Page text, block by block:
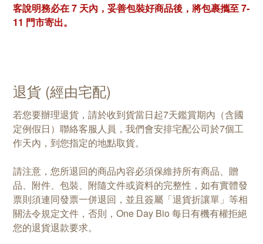
客說明務必在 7 天內，妥善包裝好商品後，將包裹攜至 7-
11 門市寄出。
退貨 (經由宅配)
若您要辦理退貨，請於收到貨當日起7天鑑賞期內（含國
定例假日）聯絡客服人員，我們會安排宅配公司於7個工
作天內，到您指定的地點取貨。
請注意，您所退回的商品內容必須保維持所有商品、贈
品、附件、包裝、附隨文件或資料的完整性，如有實體發
票則須連同發票一併退回，並且簽屬「退貨折讓單」等相
關法令規定文件，否則，One Day Bio 每日有機有權拒絕
您的退貨退款要求。